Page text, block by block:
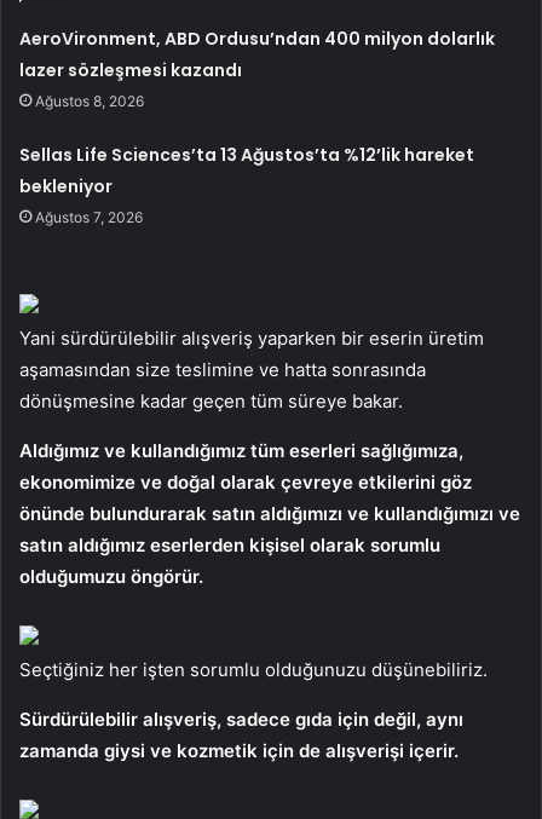
AeroVironment, ABD Ordusu’ndan 400 milyon dolarlık
lazer sözleşmesi kazandı
Ağustos 8, 2026
Sellas Life Sciences’ta 13 Ağustos’ta %12’lik hareket
bekleniyor
Ağustos 7, 2026
Yani sürdürülebilir alışveriş yaparken bir eserin üretim
aşamasından size teslimine ve hatta sonrasında
dönüşmesine kadar geçen tüm süreye bakar.
Aldığımız ve kullandığımız tüm eserleri sağlığımıza,
ekonomimize ve doğal olarak çevreye etkilerini göz
önünde bulundurarak satın aldığımızı ve kullandığımızı ve
satın aldığımız eserlerden kişisel olarak sorumlu
olduğumuzu öngörür.
Seçtiğiniz her işten sorumlu olduğunuzu düşünebiliriz.
Sürdürülebilir alışveriş, sadece gıda için değil, aynı
zamanda giysi ve kozmetik için de alışverişi içerir.